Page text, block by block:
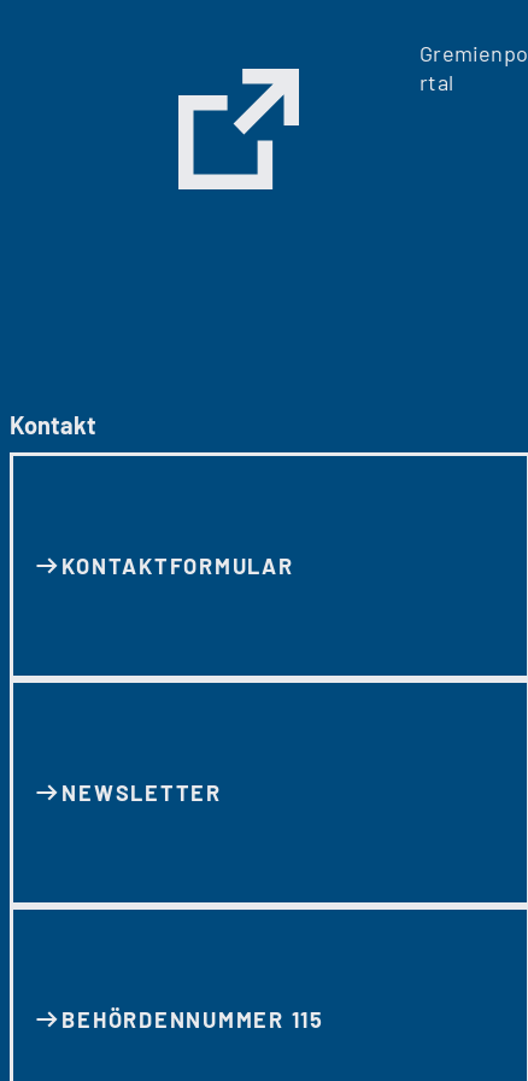
Gremienpo
rtal
Kontakt
KONTAKT­FORMULAR
NEWSLETTER
BEHÖRDENNUMMER 115